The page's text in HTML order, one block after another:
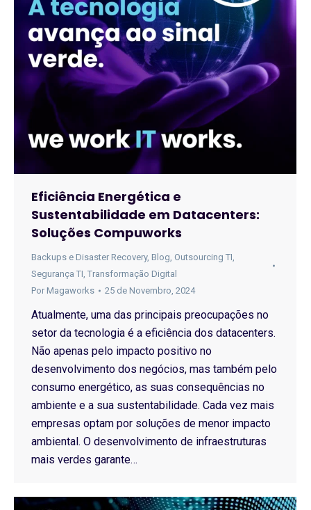
Eficiência Energética e
Sustentabilidade em Datacenters:
Soluções Compuworks
Backups e Disaster Recovery, Blog, Outsourcing TI,
Segurança TI, Transformação Digital
Por Magaworks 25 de Novembro, 2024
Atualmente, uma das principais preocupações no
setor da tecnologia é a eficiência dos datacenters.
Não apenas pelo impacto positivo no
desenvolvimento dos negócios, mas também pelo
consumo energético, as suas consequências no
ambiente e a sua sustentabilidade. Cada vez mais
empresas optam por soluções de menor impacto
ambiental. O desenvolvimento de infraestruturas
mais verdes garante…